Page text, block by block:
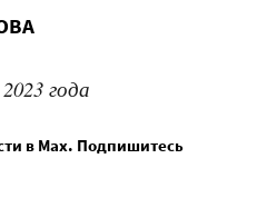
года
в Max. Подпишитесь